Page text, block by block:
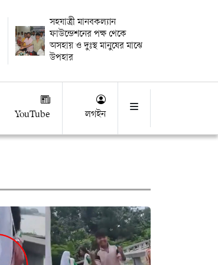
সহযাত্রী মানবকল্যান
ফাউন্ডেশনের পক্ষ থেকে
অসহায় ও দুঃস্থ মানুষের মাঝে
উপহার
YouTube লগইন